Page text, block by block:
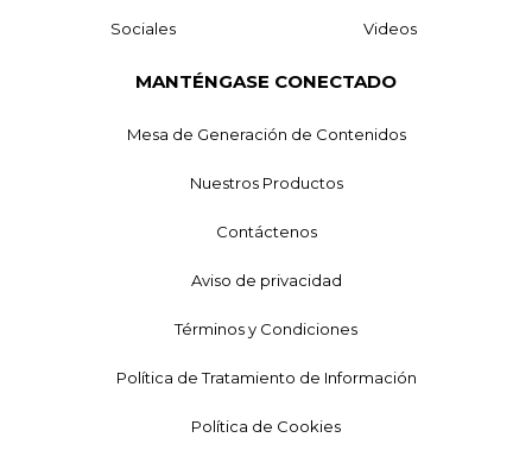
Sociales Videos
MANTÉNGASE CONECTADO
Mesa de Generación de Contenidos
Nuestros Productos
Contáctenos
Aviso de privacidad
Términos y Condiciones
Política de Tratamiento de Información
Política de Cookies